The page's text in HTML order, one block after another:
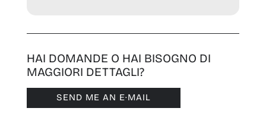
HAI DOMANDE O HAI BISOGNO DI
MAGGIORI DETTAGLI?
SEND ME AN E·MAIL